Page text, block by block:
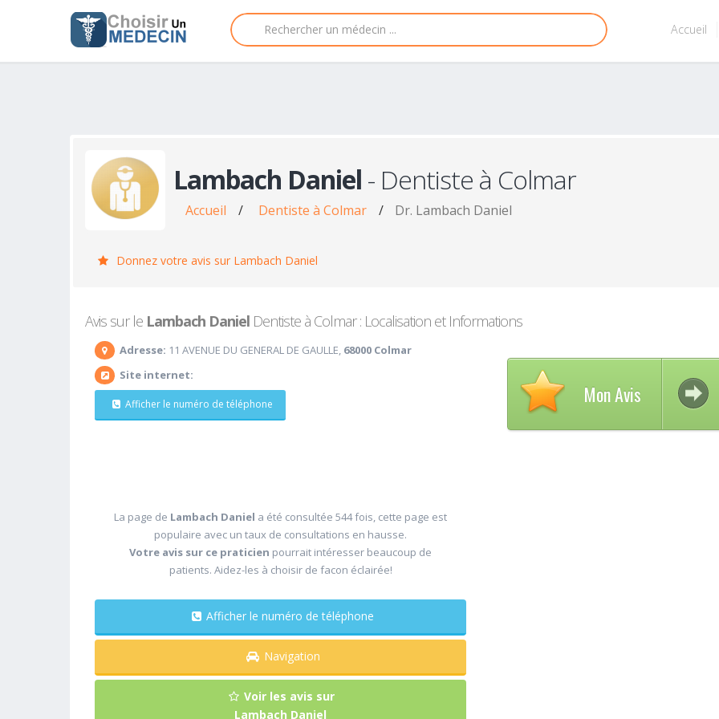
Accueil
Lambach Daniel - Dentiste à Colmar
Accueil / Dentiste à Colmar / Dr. Lambach Daniel
Donnez votre avis sur Lambach Daniel
Avis sur le Lambach Daniel Dentiste à Colmar : Localisation et Informations
Adresse: 11 AVENUE DU GENERAL DE GAULLE, 68000 Colmar
Site internet:
Afficher le numéro de téléphone
La page de Lambach Daniel a été consultée 544 fois, cette page est
populaire avec un taux de consultations en hausse.
Votre avis sur ce praticien pourrait intéresser beaucoup de
patients. Aidez-les à choisir de facon éclairée!
Afficher le numéro de téléphone
Navigation
Voir les avis sur
Lambach Daniel
Mon Avis